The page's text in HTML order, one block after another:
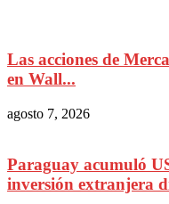
Las acciones de
en Wall...
agosto 7, 2026
Paraguay acumuló
inversión extranjera